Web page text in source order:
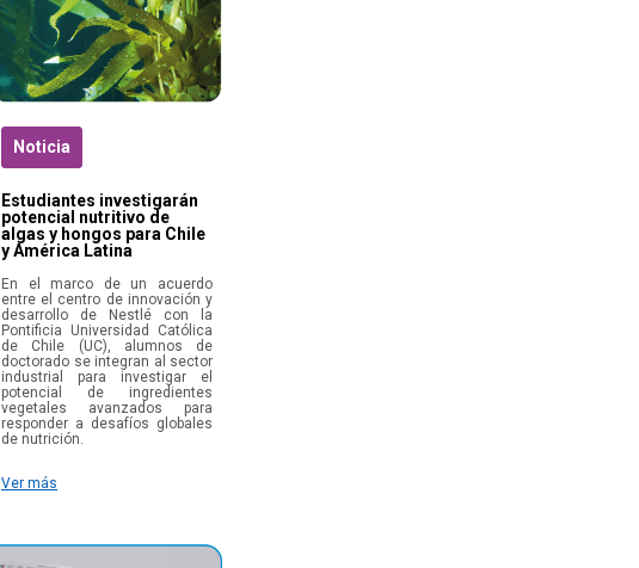
Noticia
Estudiantes investigarán
potencial nutritivo de
algas y hongos para Chile
y América Latina
En el marco de un acuerdo
entre el centro de innovación y
desarrollo de Nestlé con la
Pontificia Universidad Católica
de Chile (UC), alumnos de
doctorado se integran al sector
industrial para investigar el
potencial de ingredientes
vegetales avanzados para
responder a desafíos globales
de nutrición.
Ver más